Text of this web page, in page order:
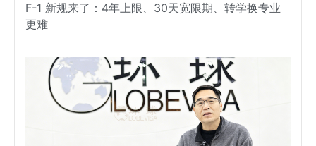
F-1 新规来了：4年上限、30天宽限期、转学换专业
更难